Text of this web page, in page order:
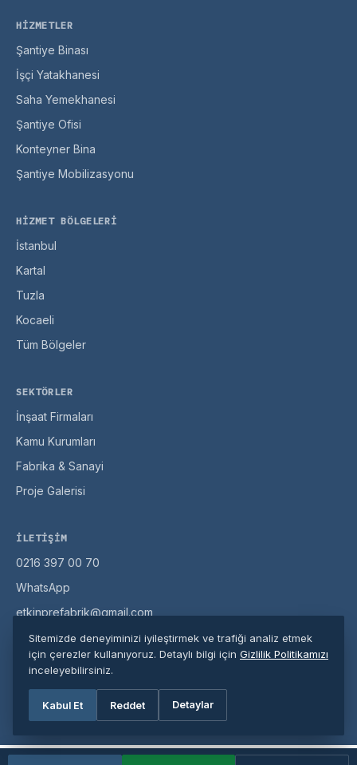
HIZMETLER
Şantiye Binası
İşçi Yatakhanesi
Saha Yemekhanesi
Şantiye Ofisi
Konteyner Bina
Şantiye Mobilizasyonu
HIZMET BÖLGELERI
İstanbul
Kartal
Tuzla
Kocaeli
Tüm Bölgeler
SEKTÖRLER
İnşaat Firmaları
Kamu Kurumları
Fabrika & Sanayi
Proje Galerisi
İLETIŞIM
0216 397 00 70
WhatsApp
etkinprefabrik@gmail.com
Misaki Milli Cd. No:104, Pendik / İstanbul
© 2026 Etkin Prefabrik. Tüm hakları saklıdır.
Gizlilik Politikası
·Site Haritası
Sitemizde deneyiminizi iyileştirmek ve trafiği analiz etmek
için çerezler kullanıyoruz. Detaylı bilgi için Gizlilik Politikamızı
inceleyebilirsiniz.
Kabul Et Reddet Detaylar